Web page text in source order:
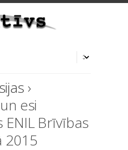
›
esi
ENIL Brīvības
2015